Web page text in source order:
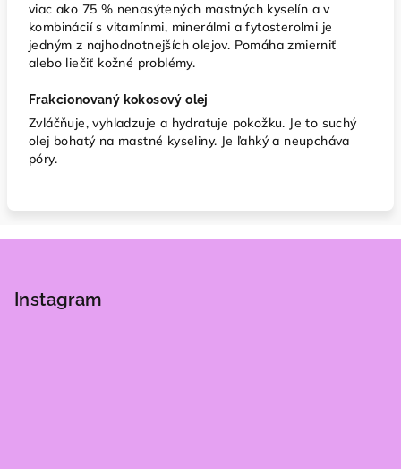
viac ako 75 % nenasýtených mastných kyselín a v
kombinácií s vitamínmi, minerálmi a fytosterolmi je
jedným z najhodnotnejších olejov. Pomáha zmierniť
alebo liečiť kožné problémy.
Frakcionovaný kokosový olej
Zvláčňuje, vyhladzuje a hydratuje pokožku. Je to suchý
olej bohatý na mastné kyseliny. Je ľahký a neupcháva
póry.
Instagram